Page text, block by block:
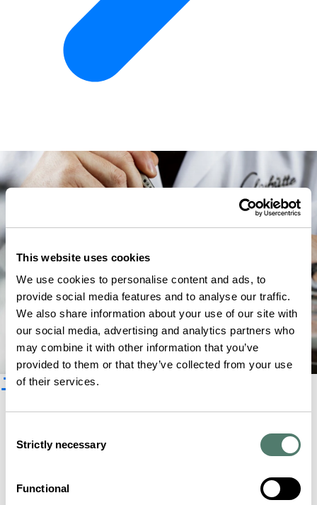
This website uses cookies
We use cookies to personalise content and ads, to
provide social media features and to analyse our traffic.
We also share information about your use of our site with
our social media, advertising and analytics partners who
may combine it with other information that you’ve
provided to them or that they’ve collected from your use
of their services.
Selection
Strictly necessary
Functional
ニュースレター登録